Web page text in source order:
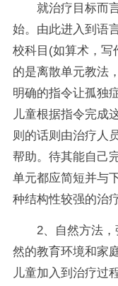
就治疗目标而
始。由此进入到语
校科目(如算术，写
的是离散单元教法
明确的指令让孤独
儿童根据指令完成
则的话则由治疗人
帮助。待其能自己
单元都应简短并与
种结构性较强的治
2、自然方法
然的教育环境和家
儿童加入到治疗过